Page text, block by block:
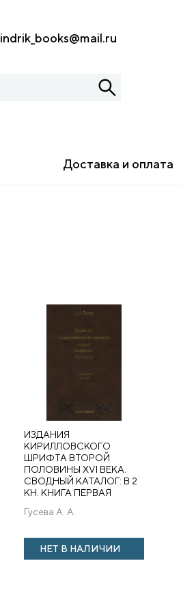
indrik_books@mail.ru
Доставка и оплата
ИЗДАНИЯ
КИРИЛЛОВСКОГО
ШРИФТА ВТОРОЙ
ПОЛОВИНЫ XVI ВЕКА.
СВОДНЫЙ КАТАЛОГ: В 2
КН. КНИГА ПЕРВАЯ
Гусева А. А.
НЕТ В НАЛИЧИИ